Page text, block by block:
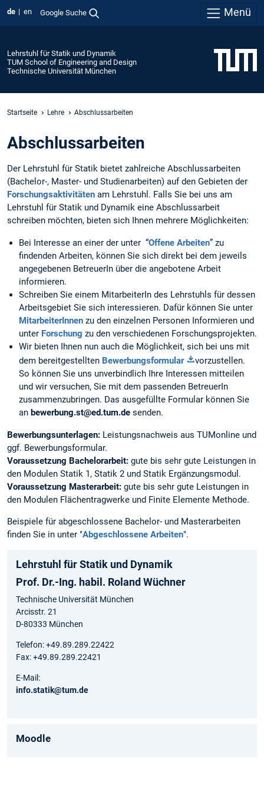
de en Google Suche Menü
Lehrstuhl für Statik und Dynamik
TUM School of Engineering and Design
Technische Universität München
Startseite Lehre Abschlussarbeiten
Abschlussarbeiten
Der Lehrstuhl für Statik bietet zahlreiche Abschlussarbeiten
(Bachelor-, Master- und Studienarbeiten) auf den Gebieten der
Forschungsaktivitäten am Lehrstuhl. Falls Sie bei uns am
Lehrstuhl für Statik und Dynamik eine Abschlussarbeit
schreiben möchten, bieten sich Ihnen mehrere Möglichkeiten:
Bei Interesse an einer der unter “Offene Arbeiten” zu
findenden Arbeiten, können Sie sich direkt bei dem jeweils
angegebenen BetreuerIn über die angebotene Arbeit
informieren.
Schreiben Sie einem MitarbeiterIn des Lehrstuhls für dessen
Arbeitsgebiet Sie sich interessieren. Dafür können Sie unter
MitarbeiterInnen zu den einzelnen Personen Informieren und
unter Forschung zu den verschiedenen Forschungsprojekten.
Wir bieten Ihnen nun auch die Möglichkeit, sich bei uns mit
dem bereitgestellten Bewerbungsformular
vorzustellen.
So können Sie uns unverbindlich Ihre Interessen mitteilen
und wir versuchen, Sie mit dem passenden BetreuerIn
zusammenzubringen. Das ausgefüllte Formular können Sie
an bewerbung.st@ed.tum.de senden.
Bewerbungsunterlagen: Leistungsnachweis aus TUMonline und
ggf. Bewerbungsformular.
Voraussetzung Bachelorarbeit: gute bis sehr gute Leistungen in
den Modulen Statik 1, Statik 2 und Statik Ergänzungsmodul.
Voraussetzung Masterarbeit: gute bis sehr gute Leistungen in
den Modulen Flächentragwerke und Finite Elemente Methode.
Beispiele für abgeschlossene Bachelor- und Masterarbeiten
finden Sie in unter "Abgeschlossene Arbeiten".
Lehrstuhl für Statik und Dynamik
Prof. Dr.-Ing. habil. Roland Wüchner
Technische Universität München
Arcisstr. 21
D-80333 München
Telefon: +49.89.289.22422
Fax: +49.89.289.22421
E-Mail:
info.statik@tum.de
Moodle